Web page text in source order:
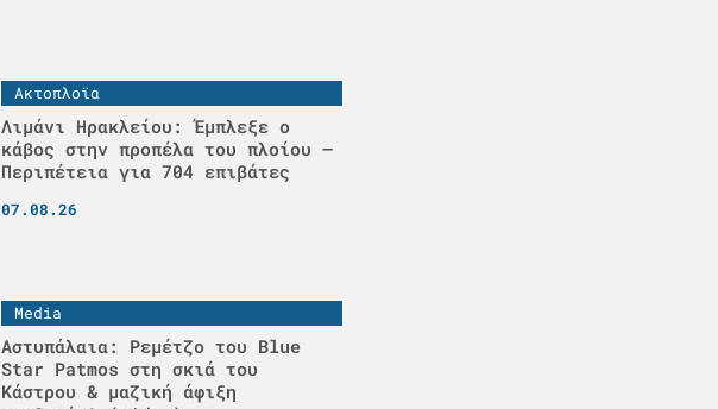
Ακτοπλοϊα
Λιμάνι Ηρακλείου: Έμπλεξε ο
κάβος στην προπέλα του πλοίου –
Περιπέτεια για 704 επιβάτες
07.08.26
Media
Αστυπάλαια: Ρεμέτζο του Blue
Star Patmos στη σκιά του
Κάστρου & μαζική άφιξη